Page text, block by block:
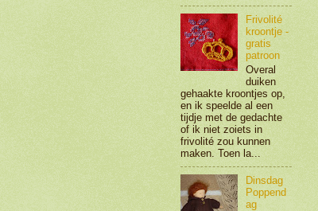
Frivolité
kroontje -
gratis
patroon
Overal
duiken
gehaakte kroontjes op,
en ik speelde al een
tijdje met de gedachte
of ik niet zoiets in
frivolité zou kunnen
maken. Toen la...
Dinsdag
Poppend
ag